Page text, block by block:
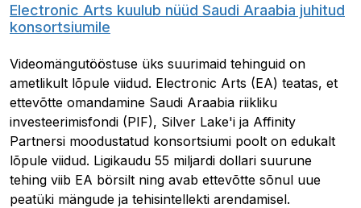
Electronic Arts kuulub nüüd Saudi Araabia juhitud
konsortsiumile
Videomängutööstuse üks suurimaid tehinguid on
ametlikult lõpule viidud. Electronic Arts (EA) teatas, et
ettevõtte omandamine Saudi Araabia riikliku
investeerimisfondi (PIF), Silver Lake'i ja Affinity
Partnersi moodustatud konsortsiumi poolt on edukalt
lõpule viidud. Ligikaudu 55 miljardi dollari suurune
tehing viib EA börsilt ning avab ettevõtte sõnul uue
peatüki mängude ja tehisintellekti arendamisel.